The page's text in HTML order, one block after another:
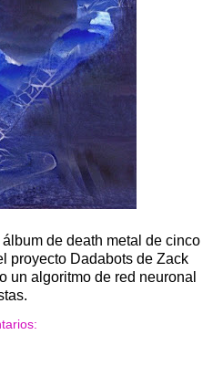
de death metal de cinco
proyecto Dadabots de Zack
un algoritmo de red neuronal